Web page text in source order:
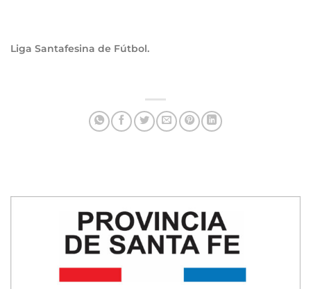
Liga Santafesina de Fútbol.